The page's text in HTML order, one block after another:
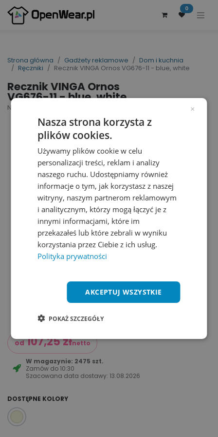
0
Strona główna Gadżety reklamowe
Dom i kuchnia
Ręczniki
Recznik VINGA Ornos VG676-11 - blue, white
Recznik VINGA Ornos
VG676-11 - blue, white
Nr artykułu dostawcy: VG676-11 | ID : 40264
od 107,25złnetto
W magazynie: 2475 szt.
Zamów do 10:30
Szacowana data dostawy:13.08.2026
DOSTĘPNE KOLORY
×
Nasza strona korzysta z
plików cookies.
Używamy plików cookie w celu
personalizacji treści, reklam i analizy
naszego ruchu. Udostępniamy również
informacje o tym, jak korzystasz z naszej
witryny, naszym partnerom reklamowym
i analitycznym, którzy mogą łączyć je z
innymi informacjami, które im
przekazałeś lub które zebrali w wyniku
korzystania przez Ciebie z ich usług.
Polityka prywatności
AKCEPTUJ WSZYSTKIE
POKAŻ SZCZEGÓŁY